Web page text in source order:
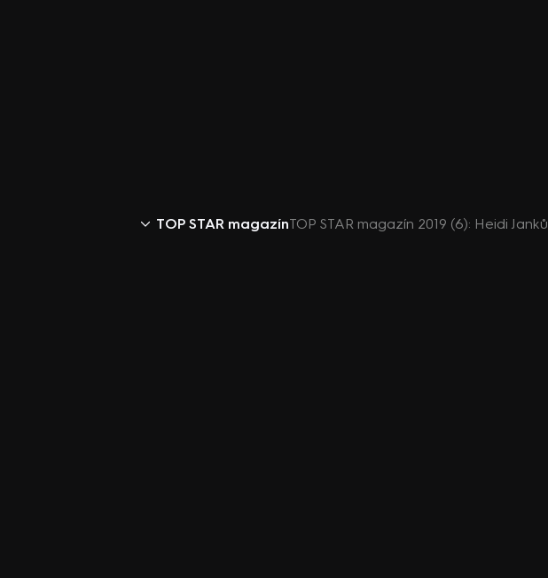
TOP STAR magazínTOP STAR magazín 2019 (6): Heidi Janků